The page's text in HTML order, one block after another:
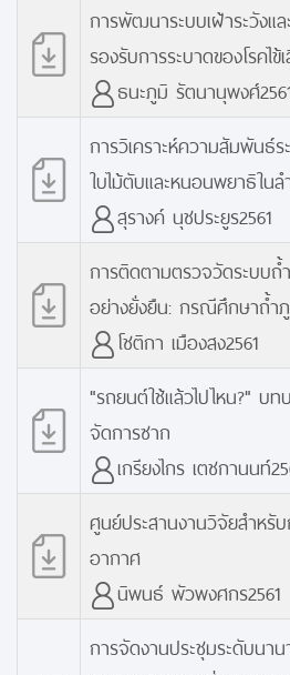
การพัฒนาระบบเฝ้าระวังแ
รองรับการระบาดของโรค
ธนะภูมิ รัตนานุพงศ์
การวิเคราะห์ความสัมพันธ์
ใบไม้ตับและหนอนพยาธิใน
สุรางค์ นุชประยูร2561
การติดตามตรวจวัดระบบถ้
อย่างยั่งยืน: กรณีศึกษาถ้ำ
โชติกา เมืองสง2561
"รถยนต์ใช้แล้วไปไหน?" บท
จัดการซาก
เกรียงไกร เตชกานนท์
ศูนย์ประสานงานวิจัยสำหรั
อากาศ
นิพนธ์ พัวพงศกร2561
การจัดงานประชุมระดับนา